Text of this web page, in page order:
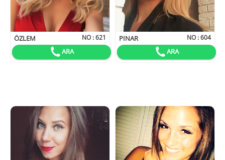
ÖZLEM NO :621
ARA
PINAR NO :604
ARA